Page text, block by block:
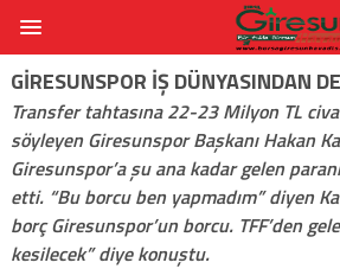
GIRESUNSPOR İŞ DÜNYASINDAN
Transfer tahtasına 22-23 Milyon TL
söyleyen Giresunspor Başkanı Hakan
Giresunspor’a şu ana kadar gelen
etti. “Bu borcu ben yapmadım” diyen
borç Giresunspor’un borcu. TFF’den
kesilecek” diye konuştu.